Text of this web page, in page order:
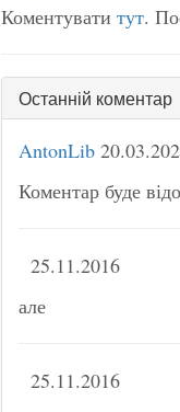
Коментувати тут.
Останній коментар
AntonLib
Коментар буде
25.11.2016
але
25.11.2016